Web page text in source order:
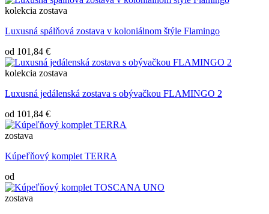
kolekcia zostava
Luxusná spálňová zostava v koloniálnom štýle Flamingo
od 101,84 €
kolekcia zostava
Luxusná jedálenská zostava s obývačkou FLAMINGO 2
od 101,84 €
zostava
Kúpeľňový komplet TERRA
od
zostava